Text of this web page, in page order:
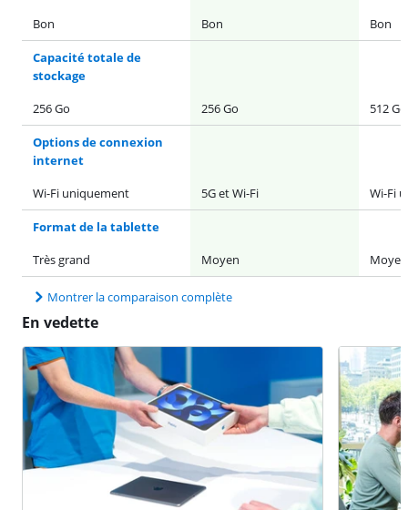
Bon
Bon Bon
Capacité totale de
stockage
256 Go
256 Go 512 Go
Options de connexion
internet
Wi-Fi uniquement
5G et Wi-Fi Wi-Fi
Format de la tablette
Très grand
Moyen Moyen
Montrer la comparaison complète
En vedette